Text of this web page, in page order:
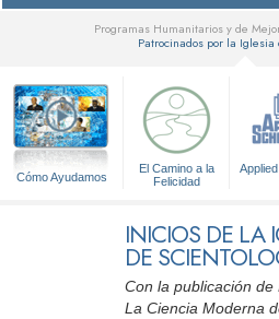
Programas Humanitarios y de
Patrocinados por la Iglesia
Cómo Ayudamos
El Camino a la
Felicidad
INICIOS DE LA
DE
Con la publicación de
La Ciencia Moderna